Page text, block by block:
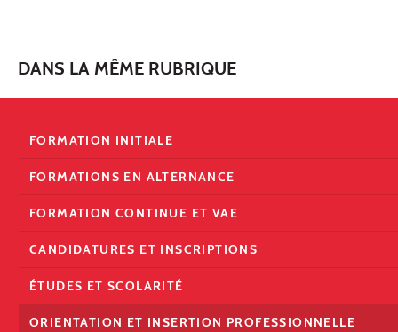
DANS LA MÊME RUBRIQUE
FORMATION INITIALE
FORMATIONS EN ALTERNANCE
FORMATION CONTINUE ET VAE
CANDIDATURES ET INSCRIPTIONS
ÉTUDES ET SCOLARITÉ
ORIENTATION ET INSERTION PROFESSIONNELLE